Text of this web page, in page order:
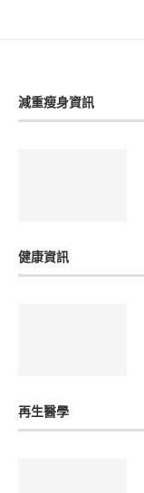
減重瘦身資訊
健康資訊
再生醫學